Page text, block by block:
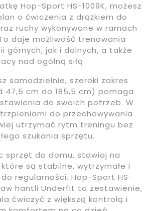
Hop-Sport HS-1009K, możesz
o ćwiczenia z drążkiem do
ruchy wykonywane w ramach
daje możliwość trenowania
górnych, jak i dolnych, a także
nad ogólną siłą.
samodzielnie, szeroki zakres
47,5 cm do 185,5 cm) pomaga
do swoich potrzeb. W
do przechowywania
utrzymać rytm treningu bez
szukania sprzętu.
sprzęt do domu, stawiaj na
są stabilne, wytrzymałe i
regularności. Hop-Sport HS-
hantli Underfit to zestawienie,
ćwiczyć z większą kontrolą i